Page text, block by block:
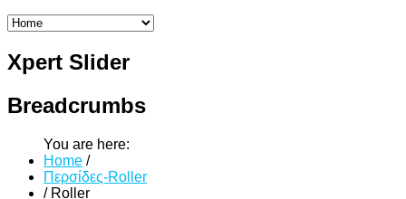
Xpert Slider
Breadcrumbs
You are here:
Home /
Περσίδες-Roller
/ Roller